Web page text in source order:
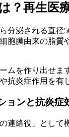
？再生医
分泌される直径
胞膜由来の脂
ムを作り出せま
抗炎症作用を有
ョンと抗炎症
連絡役」として